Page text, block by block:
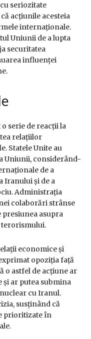
seriozitate
acțiunile acesteia
internaționale.
Uniunii de a lupta
securitatea
influenței
serie de reacții la
relațiilor
Statele Unite au
Uniunii, considerând-
de a
Iranului și de a
Administrația
colaborări strânse
asupra
terorismului.
economice și
opoziția față
o astfel de acțiune ar
ar putea submina
cu Iranul.
susținând că
prioritizate în